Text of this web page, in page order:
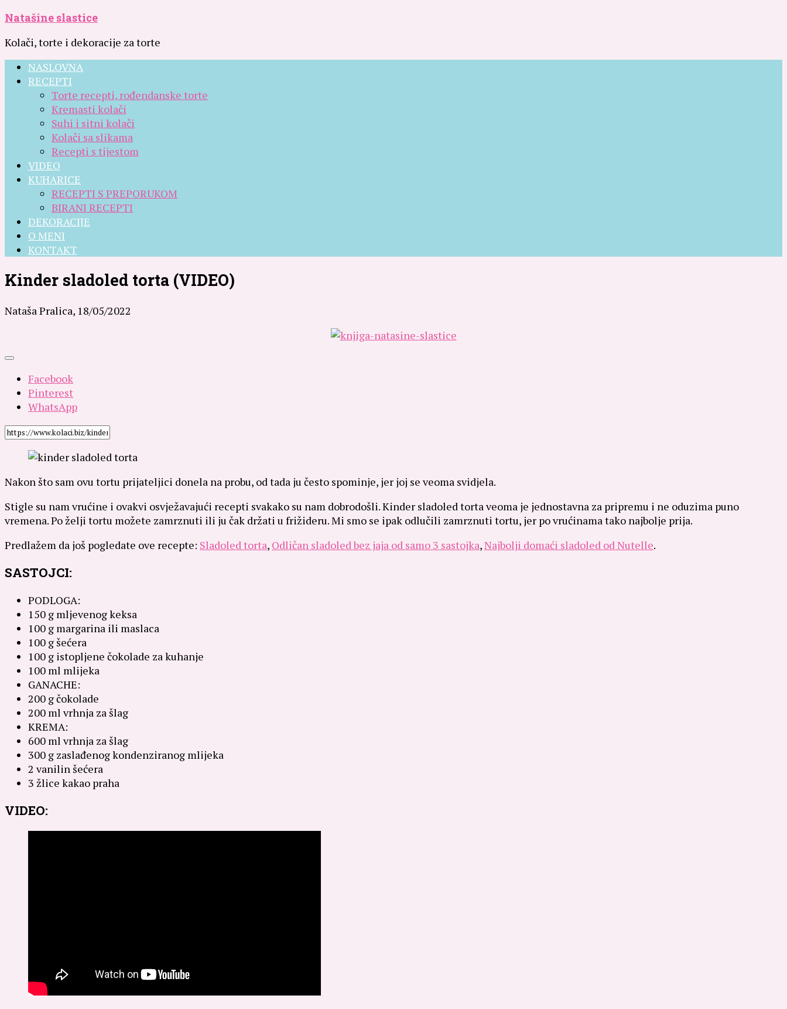
Natašine slastice
Kolači, torte i dekoracije za torte
NASLOVNA
RECEPTI
Torte recepti, rođendanske torte
Kremasti kolači
Suhi i sitni kolači
Kolači sa slikama
Recepti s tijestom
VIDEO
KUHARICE
RECEPTI S PREPORUKOM
BIRANI RECEPTI
DEKORACIJE
O MENI
KONTAKT
Kinder sladoled torta (VIDEO)
Nataša Pralica, 18/05/2022
Facebook
Pinterest
WhatsApp
Nakon što sam ovu tortu prijateljici donela na probu, od tada ju često spominje, jer joj se veoma svidjela.
Stigle su nam vrućine i ovakvi osvježavajući recepti svakako su nam dobrodošli. Kinder sladoled torta veoma je jednostavna za pripremu i ne oduzima puno
vremena. Po želji tortu možete zamrznuti ili ju čak držati u frižideru. Mi smo se ipak odlučili zamrznuti tortu, jer po vrućinama tako najbolje prija.
Predlažem da još pogledate ove recepte: Sladoled torta, Odličan sladoled bez jaja od samo 3 sastojka,Najbolji domaći sladoled od Nutelle.
SASTOJCI:
PODLOGA:
150 g mljevenog keksa
100 g margarina ili maslaca
100 g šećera
100 g istopljene čokolade za kuhanje
100 ml mlijeka
GANACHE:
200 g čokolade
200 ml vrhnja za šlag
KREMA:
600 ml vrhnja za šlag
300 g zaslađenog kondenziranog mlijeka
2 vanilin šećera
3 žlice kakao praha
VIDEO: